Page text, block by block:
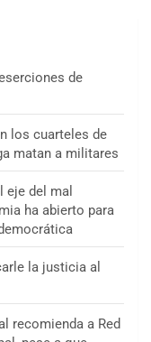
de
los cuarteles de
matan a militares
eje del mal
ha abierto para
la justicia al
recomienda a Red